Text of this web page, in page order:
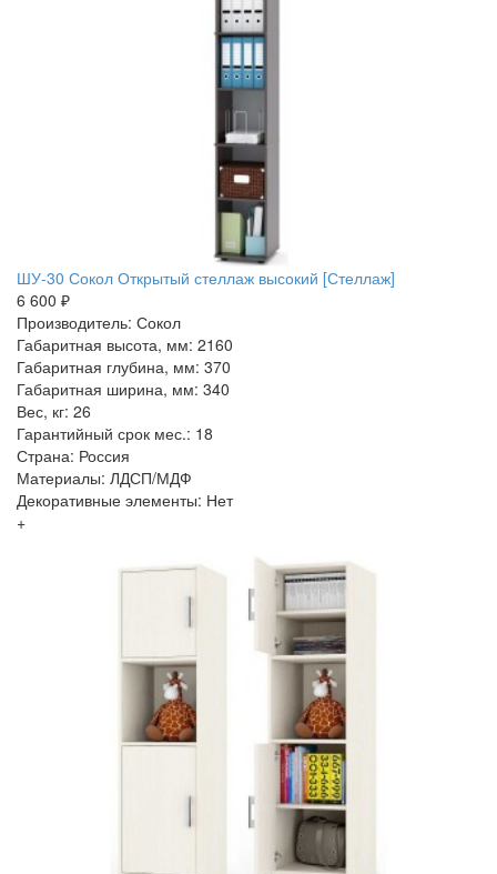
ШУ-30 Сокол Открытый стеллаж высокий [Стеллаж]
6 600 ₽
Производитель: Сокол
Габаритная высота, мм: 2160
Габаритная глубина, мм: 370
Габаритная ширина, мм: 340
Вес, кг: 26
Гарантийный срок мес.: 18
Страна: Россия
Материалы: ЛДСП/МДФ
Декоративные элементы: Нет
+